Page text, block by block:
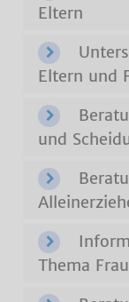
Eltern
Eltern und
und
Thema